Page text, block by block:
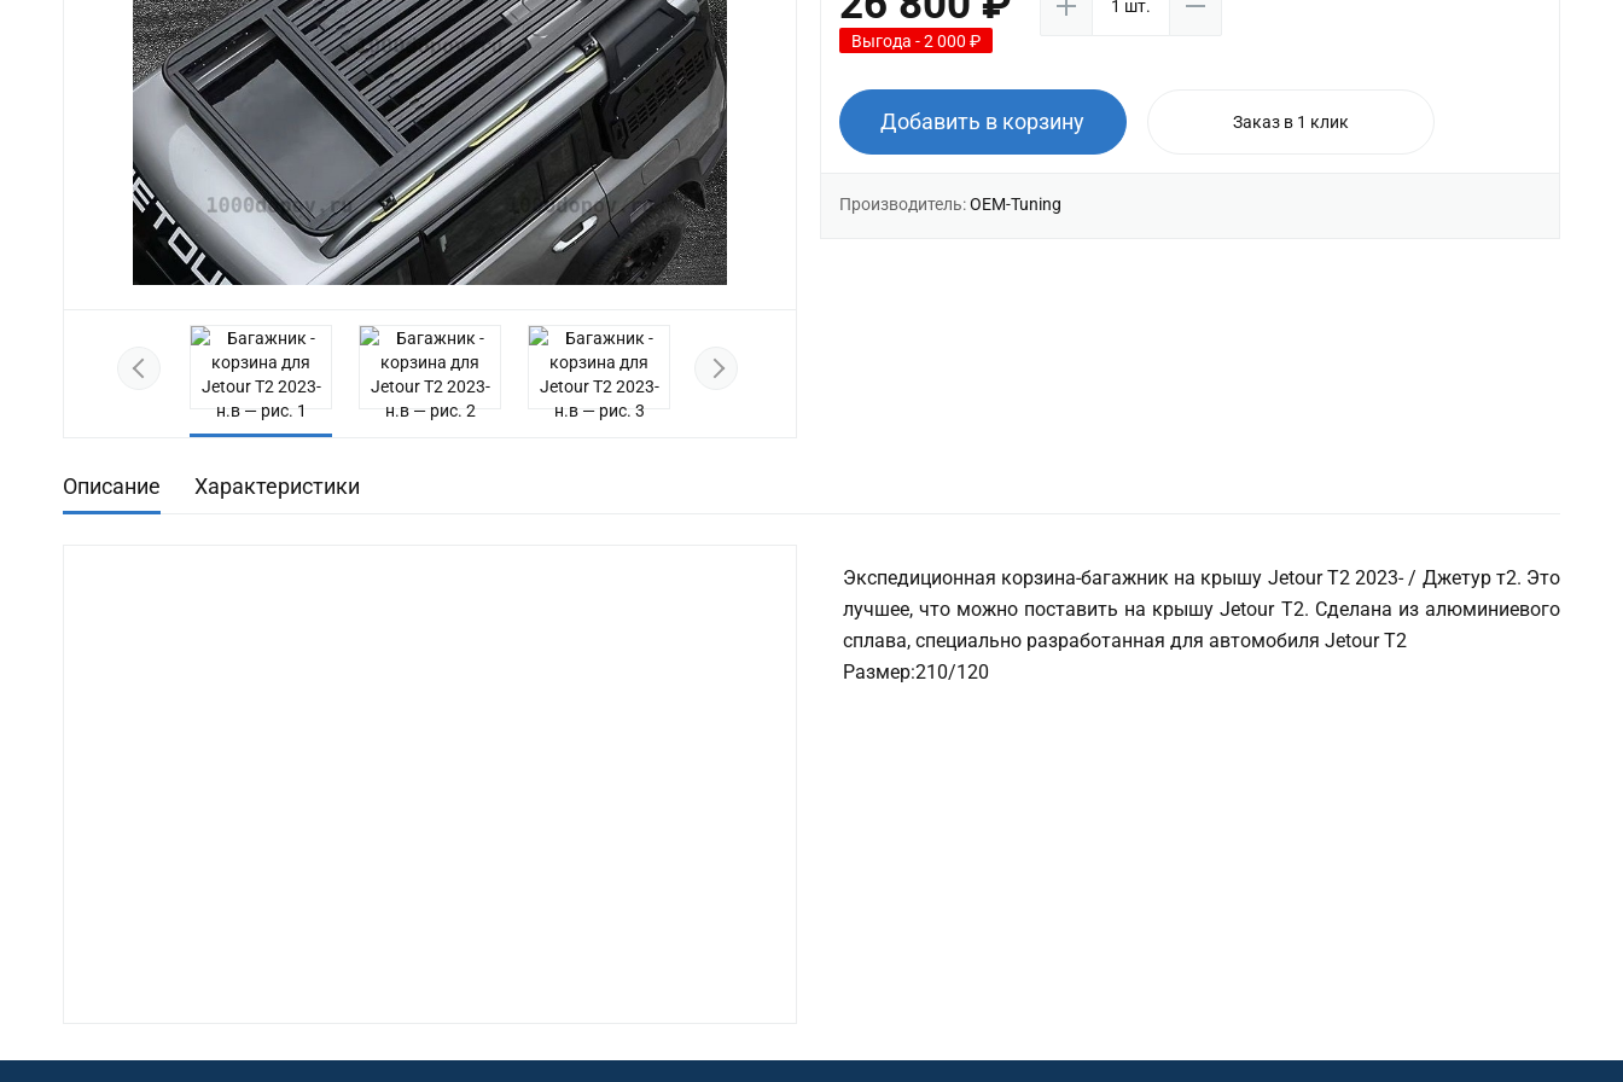
Previous
Выгода - 2 000 ₽
Добавить в корзину Заказ в 1 клик
Производитель:OEM-Tuning
Описание Характеристики
Экспедиционная корзина-багажник на крышу Jetour T2 2023- / Джетур т2. Это
лучшее, что можно поставить на крышу Jetour T2. Сделана из алюминиевого
сплава, специально разработанная для автомобиля Jetour T2
Размер:210/120